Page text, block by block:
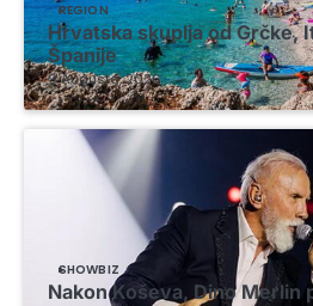
REGION
Hrvatska skuplja od Grčke,
Španije
9 Augusta, 2026
SHOWBIZ
Nakon Koševa, Dino Merlin